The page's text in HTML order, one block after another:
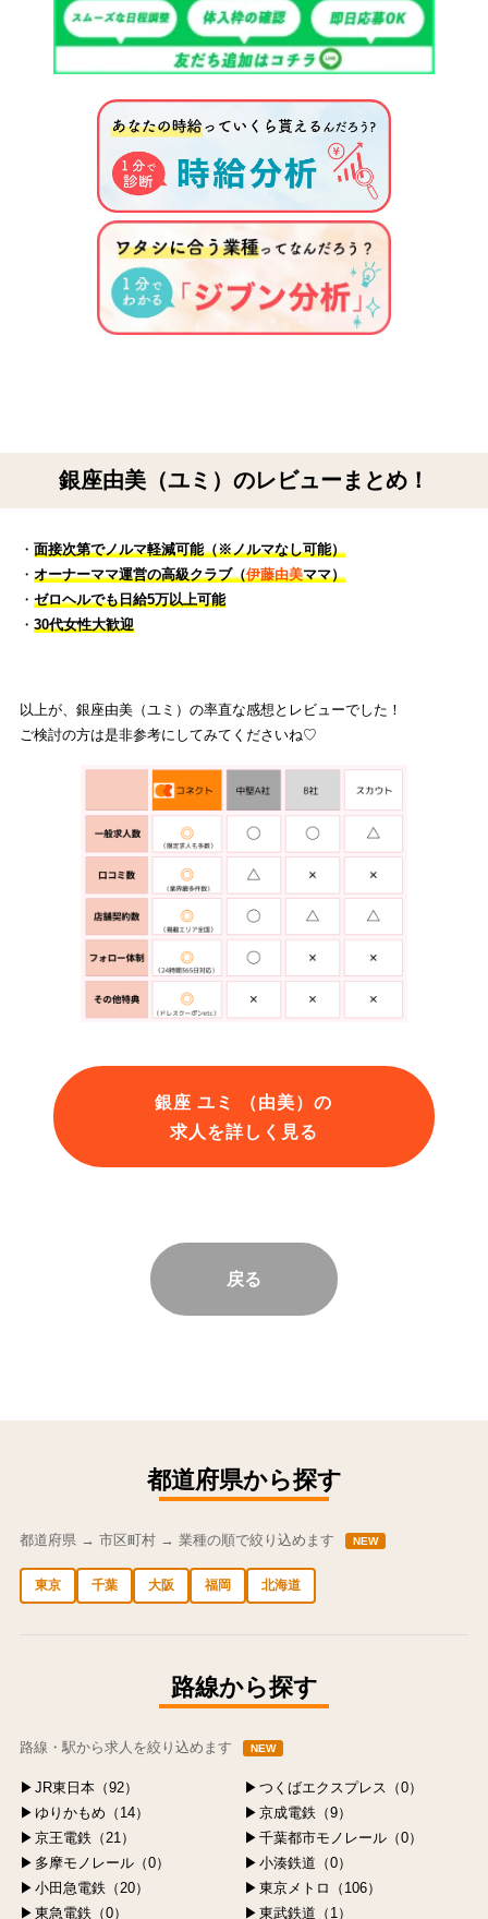
銀座由美（ユミ）のレビューまとめ！
・ 面接次第でノルマ軽減可能（※ノルマなし可能）
・ オーナーママ運営の高級クラブ（伊藤由美ママ）
・ ゼロヘルでも日給5万以上可能
・ 30代女性大歓迎
以上が、銀座由美（ユミ）の率直な感想とレビューでした！
ご検討の方は是非参考にしてみてくださいね♡
銀座 ユミ （由美）の
求人を詳しく見る
戻る
都道府県から探す
都道府県 → 市区町村 → 業種の順で絞り込めます NEW
東京 千葉 大阪 福岡 北海道
路線から探す
路線・駅から求人を絞り込めます NEW
JR東日本（92）
つくばエクスプレス（0）
ゆりかもめ（14）
京成電鉄（9）
京王電鉄（21）
千葉都市モノレール（0）
多摩モノレール（0）
小湊鉄道（0）
小田急電鉄（20）
東京メトロ（106）
東急電鉄（0）
東武鉄道（1）